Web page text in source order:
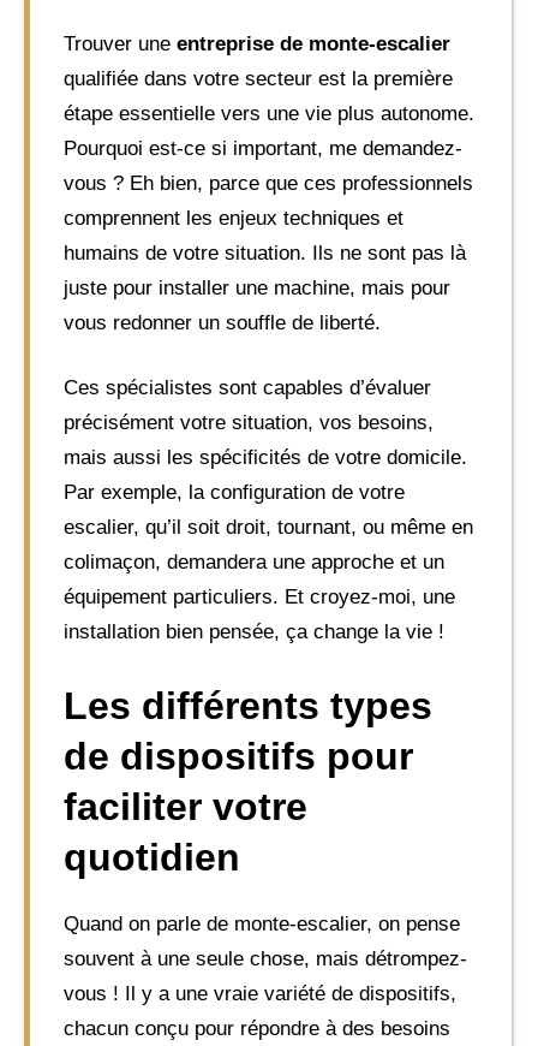
Trouver une entreprise de monte-escalier
qualifiée dans votre secteur est la première
étape essentielle vers une vie plus autonome.
Pourquoi est-ce si important, me demandez-
vous ? Eh bien, parce que ces professionnels
comprennent les enjeux techniques et
humains de votre situation. Ils ne sont pas là
juste pour installer une machine, mais pour
vous redonner un souffle de liberté.
Ces spécialistes sont capables d’évaluer
précisément votre situation, vos besoins,
mais aussi les spécificités de votre domicile.
Par exemple, la configuration de votre
escalier, qu’il soit droit, tournant, ou même en
colimaçon, demandera une approche et un
équipement particuliers. Et croyez-moi, une
installation bien pensée, ça change la vie !
Les différents types
de dispositifs pour
faciliter votre
quotidien
Quand on parle de monte-escalier, on pense
souvent à une seule chose, mais détrompez-
vous ! Il y a une vraie variété de dispositifs,
chacun conçu pour répondre à des besoins